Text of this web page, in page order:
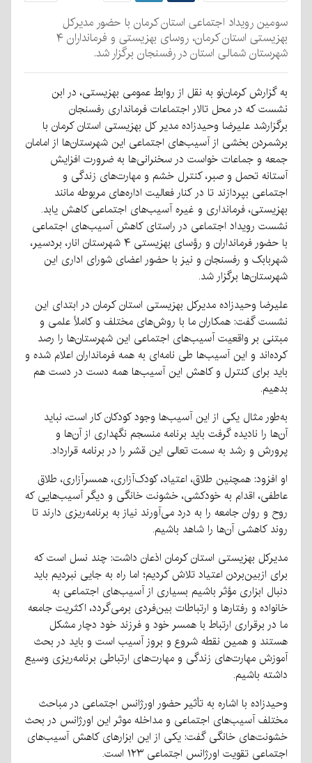
سومین رویداد اجتماعی استان کرمان با حضور مدیرکل
بهزیستی استان کرمان، روسای بهزیستی و فرمانداران ۴
شهرستان شمالی استان در رفسنجان برگزار شد.
به گزارش کرمان‌نو به نقل از روابط عمومی بهزیستی، در ابن
نشست که در محل تالار اجتماعات فرمانداری رفسنجان
برگزارشد علیرضا وحیدزاده مدیر کل بهزیستی استان کرمان با
برشمردن بخشی از آسیب‌های اجتماعی این شهرستان‌ها از امامان
جمعه و جماعات خواست در سخنرانی‌ها به ضرورت افزایش
آستانه تحمل و صبر، کنترل خشم و مهارت‌های زندگی و
اجتماعی بپردازند تا در کنار فعالیت اداره‌های مربوطه مانند
بهزیستی، فرمانداری و غیره آسیب‌های اجتماعی کاهش یابد.
نشست رویداد اجتماعی در راستای کاهش آسیب‌های اجتماعی
با حضور فرمانداران و رؤسای بهزیستی ۴ شهرستان انار، بردسیر،
شهربابک و رفسنجان و نیز با حضور اعضای شورای اداری این
شهرستان‌ها برگزار شد.
علیرضا وحیدزاده مدیرکل بهزیستی استان کرمان در ابتدای این
نشست گفت: همکاران ما با روش‌های مختلف و کاملاً علمی و
مبتنی بر واقعیت آسیب‌های اجتماعی این شهرستان‌ها را رصد
کرده‌اند و این آسیب‌ها طی نامه‌ای به همه فرمانداران اعلام شده و
باید برای کنترل و کاهش این آسیب‌ها همه دست در دست هم
بدهیم.
به‌طور مثال یکی از این آسیب‌ها وجود کودکان کار است، نباید
آن‌ها را نادیده گرفت باید برنامه منسجم نگهداری از آن‌ها و
پرورش و رشد به سمت تعالی این قشر را در برنامه قرارداد.
او افزود: همچنین طلاق، اعتیاد، کودک‌آزاری، همسرآزاری، طلاق
عاطفی، اقدام به خودکشی، خشونت خانگی و دیگر آسیب‌هایی که
روح و روان جامعه را به درد می‌آورند نیاز به برنامه‌ریزی دارند تا
روند کاهشی آن‌ها را شاهد باشیم.
مدیرکل بهزیستی استان کرمان اذعان داشت: چند نسل است که
برای ازبین‌بردن اعتیاد تلاش کردیم؛ اما راه به جایی نبردیم باید
دنبال ابزاری مؤثر باشیم بسیاری از آسیب‌های اجتماعی به
خانواده و رفتارها و ارتباطات بین‌فردی برمی‌گردد، اکثریت جامعه
ما در برقراری ارتباط با همسر خود و فرزند خود دچار مشکل
هستند و همین نقطه شروع و بروز آسیب است و باید در بحث
آموزش مهارت‌های زندگی و مهارت‌های ارتباطی برنامه‌ریزی وسیع
داشته باشیم.
وحیدزاده با اشاره به تأثیر حضور اورژانس اجتماعی در مباحث
مختلف آسیب‌های اجتماعی و مداخله موثر این اورژانس در بحث
خشونت‌های خانگی گفت: یکی از این ابزارهای کاهش آسیب‌های
اجتماعی تقویت اورژانس اجتماعی ۱۲۳ است.